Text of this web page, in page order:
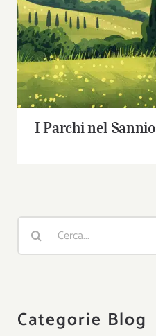
I Parchi nel Sannio
Cerca
Categorie Blog